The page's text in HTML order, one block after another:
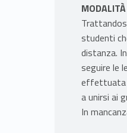
studenti
distanza.
seguire le
effettuata
a unirsi ai
In